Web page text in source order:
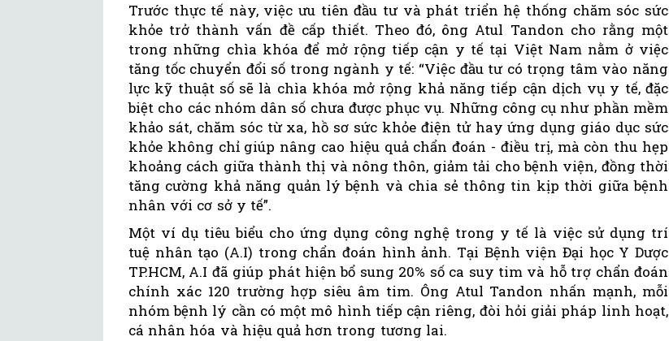
Trước thực tế này, việc ưu tiên đầu tư và phát triển hệ thống chăm sóc sức
khỏe trở thành vấn đề cấp thiết. Theo đó, ông Atul Tandon cho rằng một
trong những chìa khóa để mở rộng tiếp cận y tế tại Việt Nam nằm ở việc
tăng tốc chuyển đổi số trong ngành y tế: “Việc đầu tư có trọng tâm vào năng
lực kỹ thuật số sẽ là chìa khóa mở rộng khả năng tiếp cận dịch vụ y tế, đặc
biệt cho các nhóm dân số chưa được phục vụ. Những công cụ như phần mềm
khảo sát, chăm sóc từ xa, hồ sơ sức khỏe điện tử hay ứng dụng giáo dục sức
khỏe không chỉ giúp nâng cao hiệu quả chẩn đoán - điều trị, mà còn thu hẹp
khoảng cách giữa thành thị và nông thôn, giảm tải cho bệnh viện, đồng thời
tăng cường khả năng quản lý bệnh và chia sẻ thông tin kịp thời giữa bệnh
nhân với cơ sở y tế”.
Một ví dụ tiêu biểu cho ứng dụng công nghệ trong y tế là việc sử dụng trí
tuệ nhân tạo (A.I) trong chẩn đoán hình ảnh. Tại Bệnh viện Đại học Y Dược
TP.HCM, A.I đã giúp phát hiện bổ sung 20% số ca suy tim và hỗ trợ chẩn đoán
chính xác 120 trường hợp siêu âm tim. Ông Atul Tandon nhấn mạnh, mỗi
nhóm bệnh lý cần có một mô hình tiếp cận riêng, đòi hỏi giải pháp linh hoạt,
cá nhân hóa và hiệu quả hơn trong tương lai.